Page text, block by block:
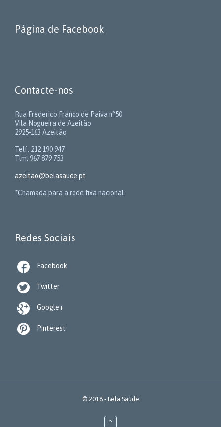
Página de Facebook
Contacte-nos
Rua Frederico Franco de Paiva n°50
Vila Nogueira de Azeitão
2925-163 Azeitão
Telf. 212 190 947
Tlm: 967 879 753
azeitao@belasaude.pt
*Chamada para a rede fixa nacional.
Redes Sociais
 Facebook
 Twitter
 Google+
 Pinterest
© 2018 - Bela Saúde
↑